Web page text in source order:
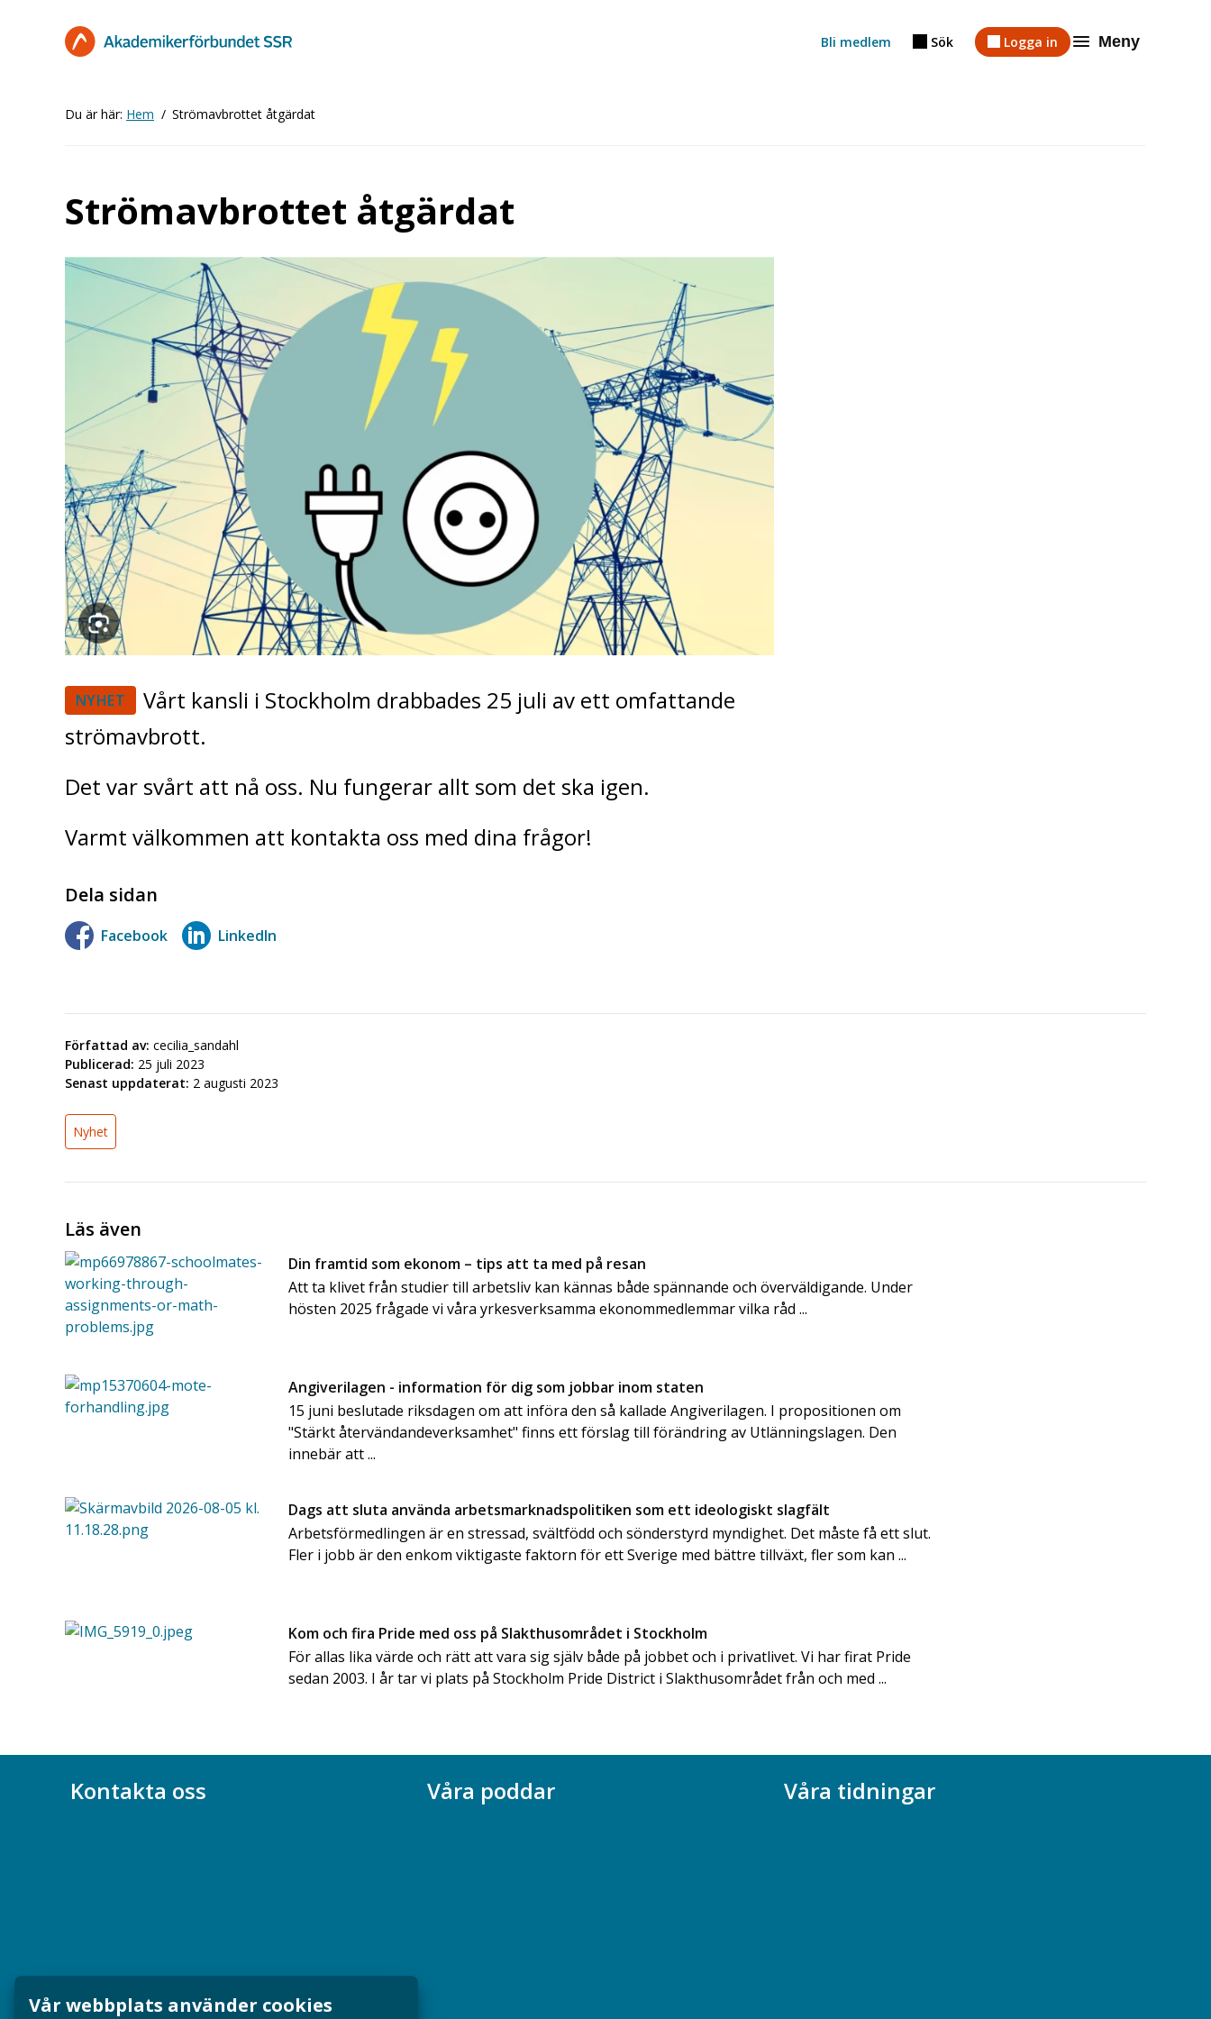
Bli medlem Sök Logga in Meny
Du är här: Hem Strömavbrottet åtgärdat
Strömavbrottet åtgärdat
NYHET
Vårt kansli i Stockholm drabbades 25 juli av ett omfattande
strömavbrott.
Det var svårt att nå oss. Nu fungerar allt som det ska igen.
Varmt välkommen att kontakta oss med dina frågor!
Dela sidan
Facebook LinkedIn
Författad av: cecilia_sandahl
Publicerad: 25 juli 2023
Senast uppdaterat: 2 augusti 2023
Nyhet
Läs även
Din framtid som ekonom – tips att ta med på resan
Att ta klivet från studier till arbetsliv kan kännas både spännande och överväldigande. Under
hösten 2025 frågade vi våra yrkesverksamma ekonommedlemmar vilka råd ...
Angiverilagen - information för dig som jobbar inom staten
15 juni beslutade riksdagen om att införa den så kallade Angiverilagen. I propositionen om
"Stärkt återvändandeverksamhet" finns ett förslag till förändring av Utlänningslagen. Den
innebär att ...
Dags att sluta använda arbetsmarknadspolitiken som ett ideologiskt slagfält
Arbetsförmedlingen är en stressad, svältfödd och sönderstyrd myndighet. Det måste få ett slut.
Fler i jobb är den enkom viktigaste faktorn för ett Sverige med bättre tillväxt, fler som kan ...
Kom och fira Pride med oss på Slakthusområdet i Stockholm
För allas lika värde och rätt att vara sig själv både på jobbet och i privatlivet. Vi har firat Pride
sedan 2003. I år tar vi plats på Stockholm Pride District i Slakthusområdet från och med ...
Kontakta oss
Presskontakt
Dina försäkringar i Akademikerförsäkring
Våra poddar Våra tidningar
Vår webbplats använder cookies